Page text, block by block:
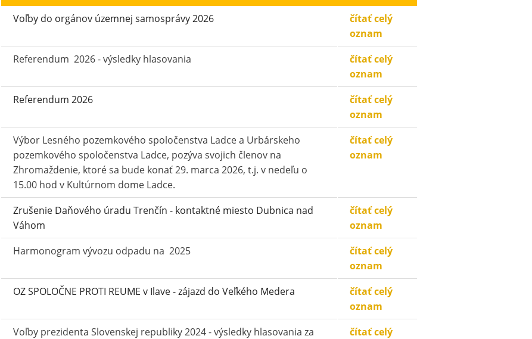
Voľby do orgánov územnej samosprávy 2026
čítať celý
oznam
Referendum 2026 - výsledky hlasovania
čítať celý
oznam
Referendum 2026
čítať celý
oznam
Výbor Lesného pozemkového spoločenstva Ladce a Urbárskeho
pozemkového spoločenstva Ladce, pozýva svojich členov na
Zhromaždenie, ktoré sa bude konať 29. marca 2026, t.j. v nedeľu o
15.00 hod v Kultúrnom dome Ladce.
čítať celý
oznam
Zrušenie Daňového úradu Trenčín - kontaktné miesto Dubnica nad
Váhom
čítať celý
oznam
Harmonogram vývozu odpadu na 2025
čítať celý
oznam
OZ SPOLOČNE PROTI REUME v Ilave - zájazd do Veľkého Medera
čítať celý
oznam
Voľby prezidenta Slovenskej republiky 2024 - výsledky hlasovania za
čítať celý